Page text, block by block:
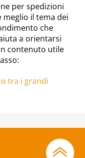
per spedizioni
il tema dei
che
a orientarsi
contenuto utile
tra i grandi